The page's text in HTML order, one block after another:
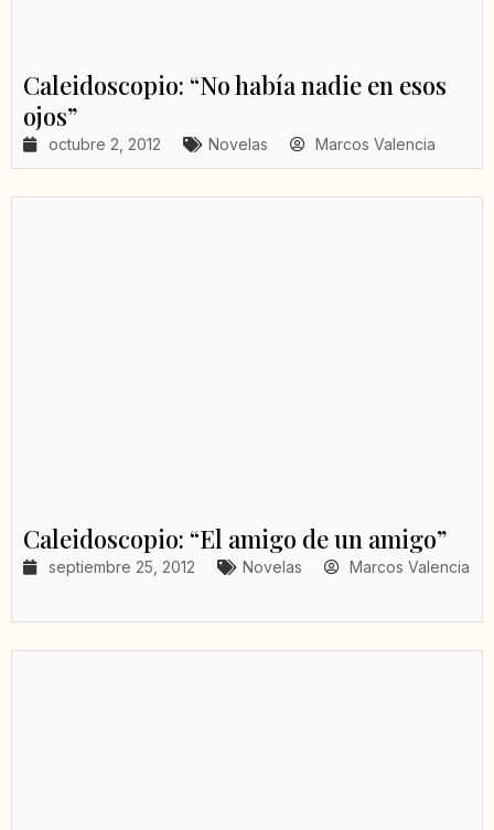
Caleidoscopio: “No había nadie en esos
ojos”
octubre 2, 2012 Novelas Marcos Valencia
Caleidoscopio: “El amigo de un amigo”
septiembre 25, 2012 Novelas Marcos Valencia